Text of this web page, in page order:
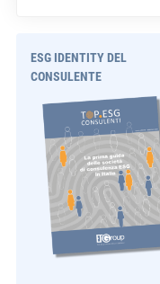
ESG IDENTITY DEL
CONSULENTE